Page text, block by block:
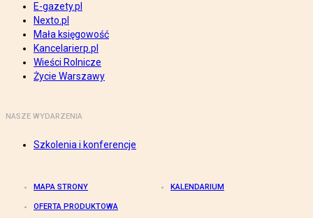
E-gazety.pl
Nexto.pl
Mała księgowość
Kancelarierp.pl
Wieści Rolnicze
Życie Warszawy
NASZE WYDARZENIA
Szkolenia i konferencje
MAPA STRONY KALENDARIUM
OFERTA PRODUKTOWA